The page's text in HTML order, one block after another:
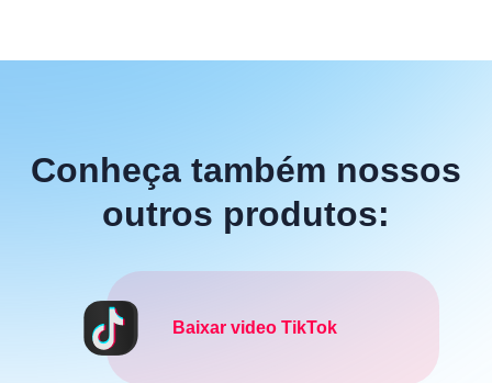
Conheça também nossos
outros produtos:
Baixar video TikTok